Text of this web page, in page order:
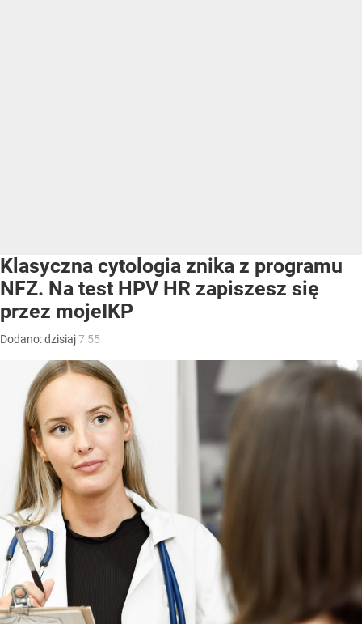
Klasyczna cytologia znika z programu
NFZ. Na test HPV HR zapiszesz się
przez mojeIKP
Dodano:dzisiaj7:55